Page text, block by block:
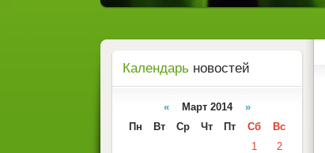
Календарь новостей
« Март 2014 »
Пн
Вт Ср Чт Пт Сб
Вс
1
2